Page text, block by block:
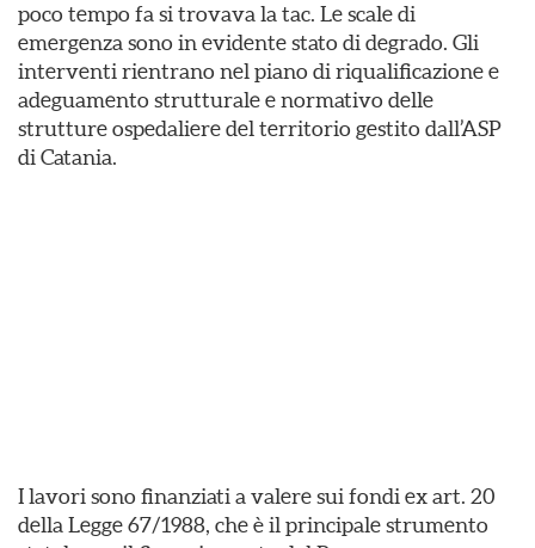
poco tempo fa si trovava la tac. Le scale di
emergenza sono in evidente stato di degrado. Gli
interventi rientrano nel piano di riqualificazione e
adeguamento strutturale e normativo delle
strutture ospedaliere del territorio gestito dall’ASP
di Catania.
I lavori sono finanziati a valere sui fondi ex art. 20
della Legge 67/1988, che è il principale strumento